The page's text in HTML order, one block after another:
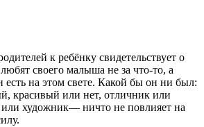
к ребёнку свидетельствует о
своего малыша не за что-то, а
есть на этом свете. Какой бы он ни был:
красивый или нет, отличник или
или художник— ничто не повлияет на